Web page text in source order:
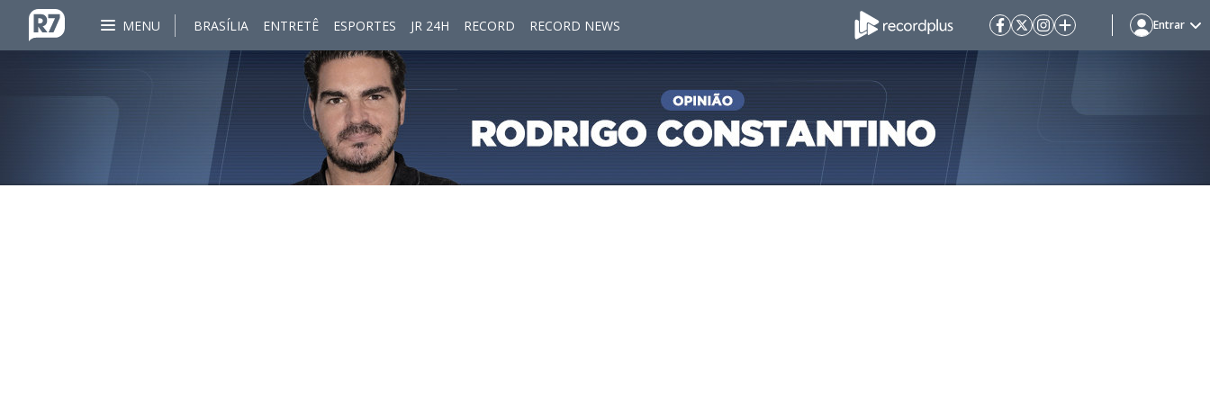
MENU BRASÍLIA ENTRETÊ ESPORTES JR 24H RECORD RECORD NEWS Entrar